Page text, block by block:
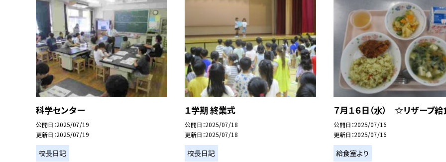
科学センター
公開日 2025/07/19
更新日 2025/07/19
校長日記
１学期 終業式
公開日 2025/07/18
更新日 2025/07/18
校長日記
７月１６日（水） ☆リザーブ
公開日 2025/07/16
更新日 2025/07/16
給食室より